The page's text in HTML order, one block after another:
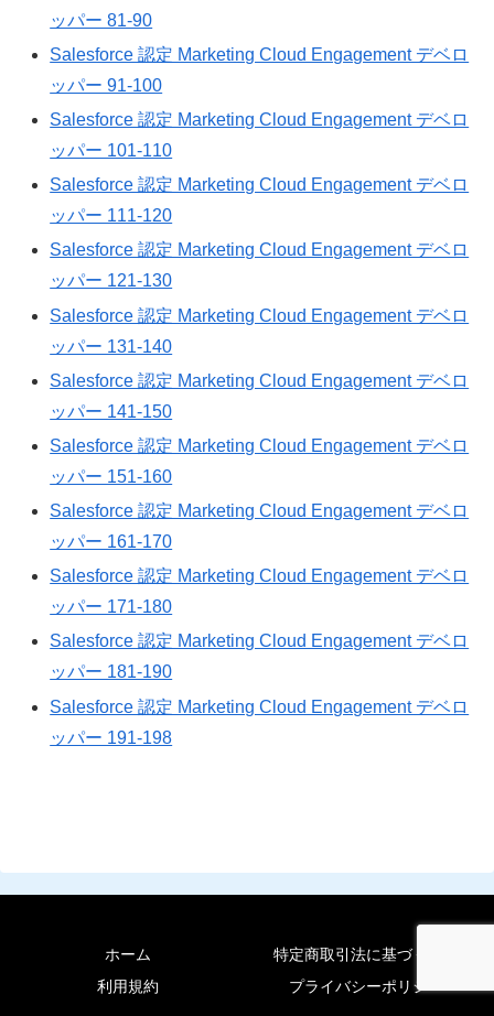
ッパー 81-90
Salesforce 認定 Marketing Cloud Engagement デベロ
ッパー 91-100
Salesforce 認定 Marketing Cloud Engagement デベロ
ッパー 101-110
Salesforce 認定 Marketing Cloud Engagement デベロ
ッパー 111-120
Salesforce 認定 Marketing Cloud Engagement デベロ
ッパー 121-130
Salesforce 認定 Marketing Cloud Engagement デベロ
ッパー 131-140
Salesforce 認定 Marketing Cloud Engagement デベロ
ッパー 141-150
Salesforce 認定 Marketing Cloud Engagement デベロ
ッパー 151-160
Salesforce 認定 Marketing Cloud Engagement デベロ
ッパー 161-170
Salesforce 認定 Marketing Cloud Engagement デベロ
ッパー 171-180
Salesforce 認定 Marketing Cloud Engagement デベロ
ッパー 181-190
Salesforce 認定 Marketing Cloud Engagement デベロ
ッパー 191-198
ホーム
特定商取引法に基づく表記
利用規約
プライバシーポリシー